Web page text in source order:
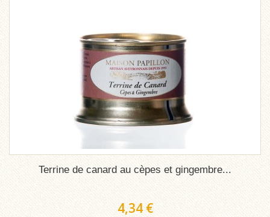
Terrine de canard au cèpes et gingembre...
4,34 €